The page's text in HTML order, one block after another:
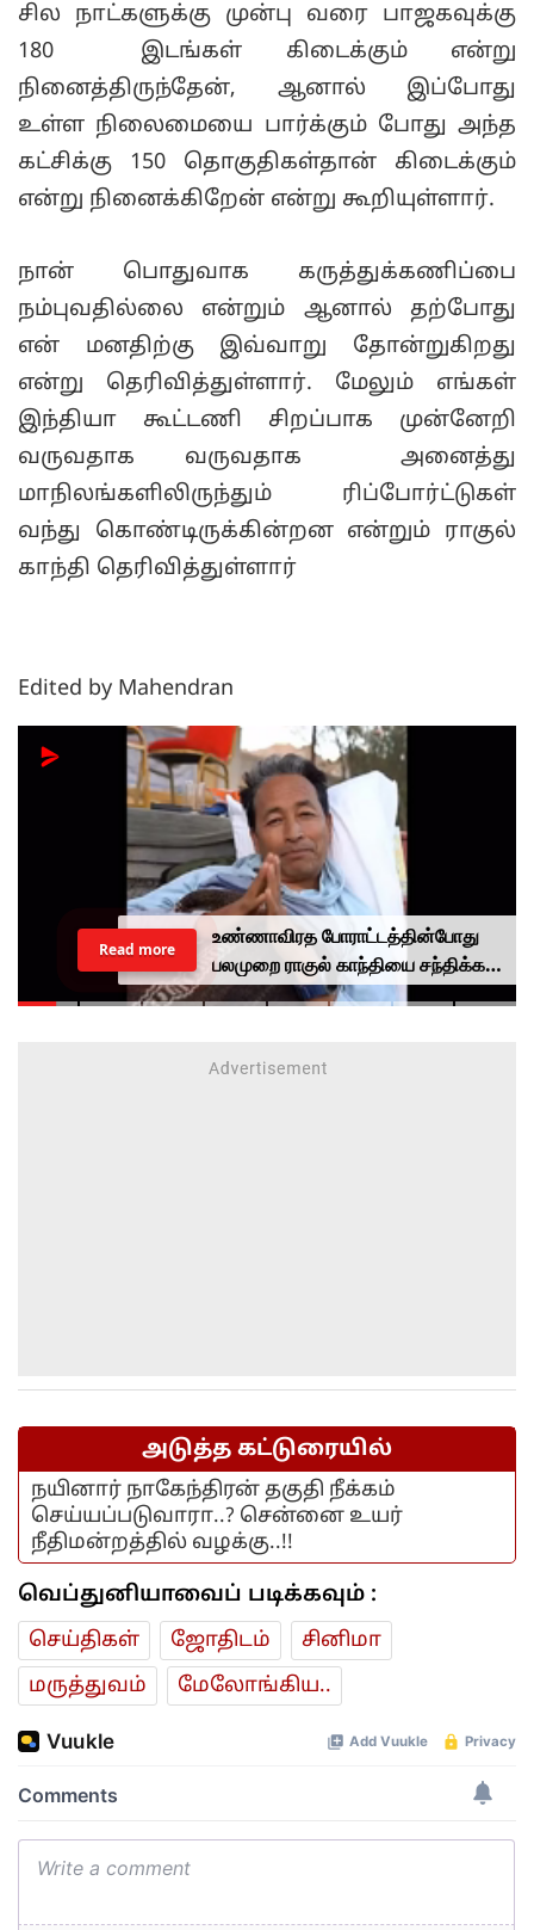
சில நாட்களுக்கு முன்பு வரை பாஜகவுக்கு
180 இடங்கள் கிடைக்கும் என்று
நினைத்திருந்தேன், ஆனால் இப்போது
உள்ள நிலைமையை பார்க்கும் போது அந்த
கட்சிக்கு 150 தொகுதிகள்தான் கிடைக்கும்
என்று நினைக்கிறேன் என்று கூறியுள்ளார்.
நான் பொதுவாக கருத்துக்கணிப்பை
நம்புவதில்லை என்றும் ஆனால் தற்போது
என் மனதிற்கு இவ்வாறு தோன்றுகிறது
என்று தெரிவித்துள்ளார். மேலும் எங்கள்
இந்தியா கூட்டணி சிறப்பாக முன்னேறி
வருவதாக வருவதாக அனைத்து
மாநிலங்களிலிருந்தும் ரிப்போர்ட்டுகள்
வந்து கொண்டிருக்கின்றன என்றும் ராகுல்
காந்தி தெரிவித்துள்ளார்
Edited by Mahendran
உண்ணாவிரத போராட்டத்தின்போது
பலமுறை ராகுல் காந்தியை சந்திக்க
முயன்றாரா சோனம் வாங்சுக்
Read more
அடுத்த கட்டுரையில்
நயினார் நாகேந்திரன் தகுதி நீக்கம்
செய்யப்படுவாரா..? சென்னை உயர்
நீதிமன்றத்தில் வழக்கு..!!
வெப்துனியாவைப் படிக்கவும் :
செய்திகள் ஜோ‌திட‌ம்
சினிமா
மரு‌த்துவ‌ம்
மேலோங்கிய..